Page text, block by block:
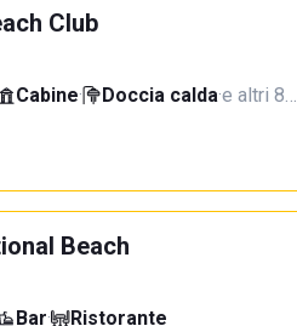
Club
Cabine· Doccia calda·e altri 8…
Beach
Bar·
Ristorante